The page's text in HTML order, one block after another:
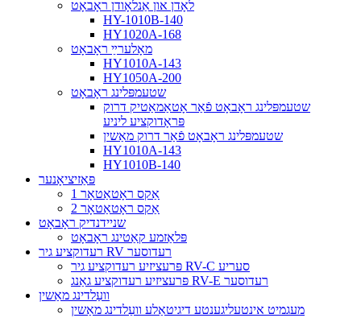
לאָדן און אַנלאָודן ראָבאָט
HY-1010B-140
HY1020A-168
מאָלערײַ ראָבאָט
HY1010A-143
HY1050A-200
שטעמפּלינג ראָבאָט
שטעמפּלינג ראָבאָט פֿאַר אָטאַמאַטיק דרוק
פּראָדוקציע ליניע
שטעמפּלינג ראָבאָט פֿאַר דרוק מאַשין
HY1010A-143
HY1010B-140
פּאַזיציאָנער
1 אַקס ראָטאַטאָר
2 אַקס ראָטאַטאָר
שניידנדיק ראָבאָט
פּלאַזמע קאַטינג ראָבאָט
רעדוקציע גיר RV רעדוסער
פּרעציזיע רעדוקציע גיר RV-C סעריע
פּרעציזיע רעדוקציע גאַנג RV-E רעדוסער
וועַלדינג מאַשין
מעגמיט אינטעליגענטע דיגיטאַלע וועַלדינג מאַשין